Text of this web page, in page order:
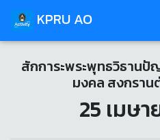
KPRU AO
สักการะพระพุทธวิธาน
มงคล สงกราน
25 เมษ